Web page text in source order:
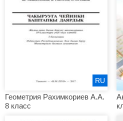
Геометрия Рахимкориев А.А.
8 класс
RU